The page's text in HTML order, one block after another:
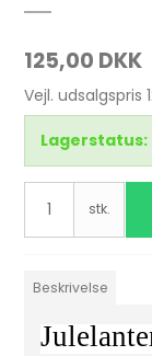
125,00 DKK
Vejl. udsalgspris
Lagerstatus:
stk.
Beskrivelse